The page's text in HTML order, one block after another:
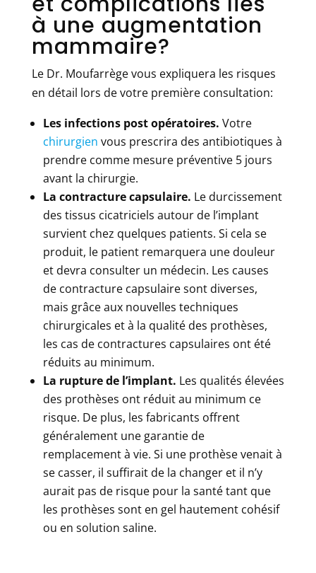
à une augmentation
mammaire?
Le Dr. Moufarrège vous expliquera les risques
en détail lors de votre première consultation:
Les infections post opératoires. Votre
chirurgien vous prescrira des antibiotiques à
prendre comme mesure préventive 5 jours
avant la chirurgie.
La contracture capsulaire. Le durcissement
des tissus cicatriciels autour de l’implant
survient chez quelques patients. Si cela se
produit, le patient remarquera une douleur
et devra consulter un médecin. Les causes
de contracture capsulaire sont diverses,
mais grâce aux nouvelles techniques
chirurgicales et à la qualité des prothèses,
les cas de contractures capsulaires ont été
réduits au minimum.
La rupture de l’implant. Les qualités élevées
des prothèses ont réduit au minimum ce
risque. De plus, les fabricants offrent
généralement une garantie de
remplacement à vie. Si une prothèse venait à
se casser, il suffirait de la changer et il n’y
aurait pas de risque pour la santé tant que
les prothèses sont en gel hautement cohésif
ou en solution saline.